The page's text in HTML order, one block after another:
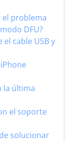
el problema
DFU?
cable USB y
la última
el soporte
solucionar